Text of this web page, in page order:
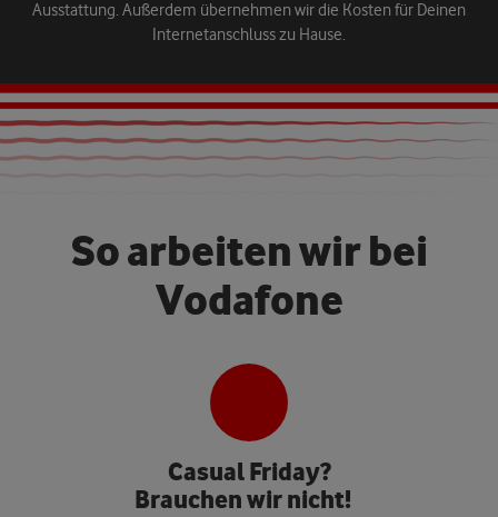
Ausstattung. Außerdem übernehmen wir die Kosten für Deinen
Internetanschluss zu Hause.
Soarbeitenwirbei
Vodafone
Casual Friday?
Brauchen wir nicht!